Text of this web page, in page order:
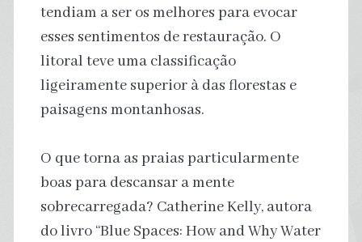
tendiam a ser os melhores para evocar
esses sentimentos de restauração. O
litoral teve uma classificação
ligeiramente superior à das florestas e
paisagens montanhosas.
O que torna as praias particularmente
boas para descansar a mente
sobrecarregada? Catherine Kelly, autora
do livro “Blue Spaces: How and Why Water